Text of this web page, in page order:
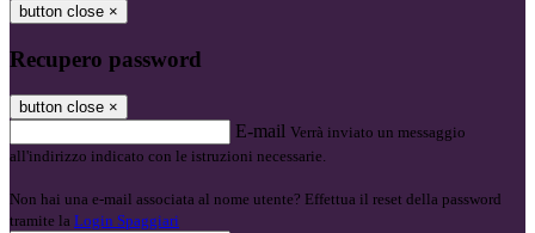
button close ×
Recupero password
button close ×
E-mail Verrà inviato un messaggio
all'indirizzo indicato con le istruzioni necessarie.
Non hai una e-mail associata al nome utente? Effettua il reset della password
tramite la Login Spaggiari